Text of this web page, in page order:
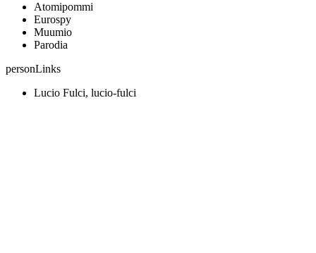
Atomipommi
Eurospy
Muumio
Parodia
personLinks
Lucio Fulci, lucio-fulci